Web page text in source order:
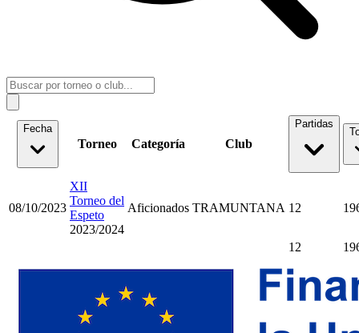
Fecha
Torneo Categoría Club
Partidas
08/10/2023
XII
Torneo del
Espeto
2023/2024
Aficionados TRAMUNTANA 12
12